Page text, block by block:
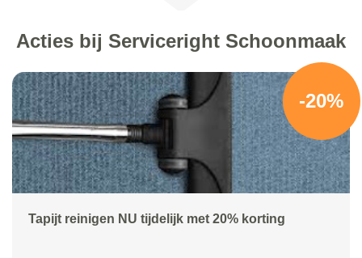
Acties bij Serviceright Schoonmaak
-20%
Tapijt reinigen NU tijdelijk met 20% korting